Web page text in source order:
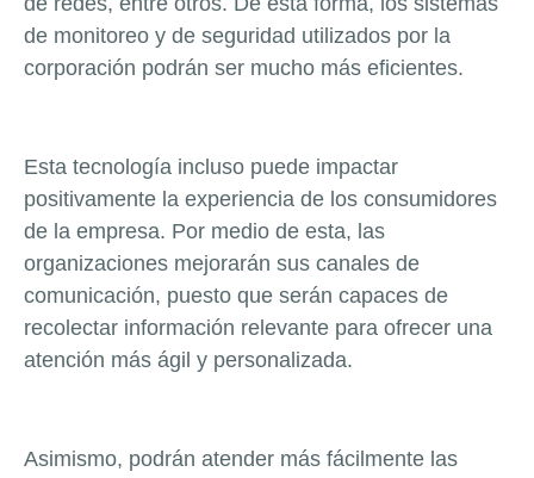
de monitoreo y de seguridad utilizados por la
corporación podrán ser mucho más eficientes.
Esta tecnología incluso puede impactar
positivamente la experiencia de los consumidores
de la empresa. Por medio de esta, las
organizaciones mejorarán sus canales de
comunicación, puesto que serán capaces de
recolectar información relevante para ofrecer una
atención más ágil y personalizada.
Asimismo, podrán atender más fácilmente las